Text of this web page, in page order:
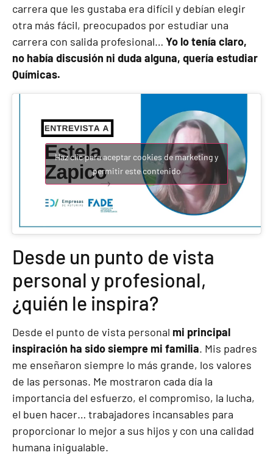
carrera que les gustaba era difícil y debían elegir
otra más fácil, preocupados por estudiar una
carrera con salida profesional… Yo lo tenía claro,
no había discusión ni duda alguna, quería estudiar
Químicas.
Haz clic para aceptar cookies de marketing y
permitir este contenido
Desde un punto de vista
personal y profesional,
¿quién le inspira?
Desde el punto de vista personal mi principal
inspiración ha sido siempre mi familia. Mis padres
me enseñaron siempre lo más grande, los valores
de las personas. Me mostraron cada día la
importancia del esfuerzo, el compromiso, la lucha,
el buen hacer… trabajadores incansables para
proporcionar lo mejor a sus hijos y con una calidad
humana inigualable.